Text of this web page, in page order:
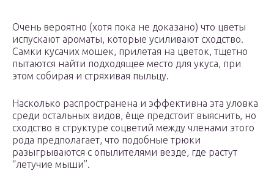
Очень вероятно (хотя пока не доказано) что цветы
испускают ароматы, которые усиливают сходство.
Самки кусачих мошек, прилетая на цветок, тщетно
пытаются найти подходящее место для укуса, при
этом собирая и стряхивая пыльцу.
Насколько распространена и эффективна эта уловка
среди остальных видов, ёще предстоит выяснить, но
сходство в структуре соцветий между членами этого
рода предполагает, что подобные трюки
разыгрываются с опылителями везде, где растут
“летучие мыши”.